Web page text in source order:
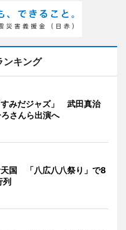
ンキング
みだジャズ」 武田真治
さんら出演へ
天国 「八広八八祭り」で8
列